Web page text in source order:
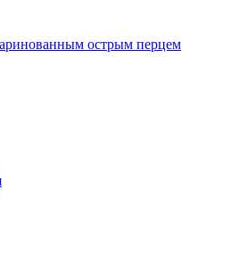
острым перцем